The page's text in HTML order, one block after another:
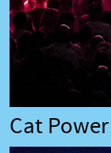
Cat Power